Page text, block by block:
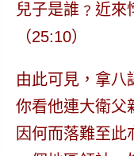
兒子是誰﹖近來
（25:10）
由此可見，拿八
你看他連大衛父
因何而落難至